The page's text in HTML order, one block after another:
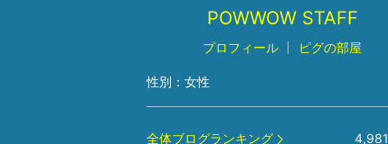
POWWOW STAFF
プロフィール ピグの部屋
性別： 女性
全体ブログランキング 4,981